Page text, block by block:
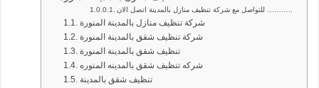
للتواصل مع شركة تنظيف منازل بالمدينة اتصل الان ………..
شركة تنظيف منازل بالمدينة المنورة
شركة تنظيف شقق بالمدينة المنورة
تنظيف شقق بالمدينة المنورة
شركه تنظيف شقق بالمدينه المنوره
تنظيف شقق بالمدينة